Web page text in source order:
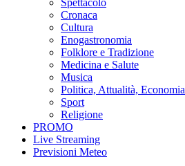
Spettacolo
Cronaca
Cultura
Enogastronomia
Folklore e Tradizione
Medicina e Salute
Musica
Politica, Attualità, Economia
Sport
Religione
PROMO
Live Streaming
Previsioni Meteo